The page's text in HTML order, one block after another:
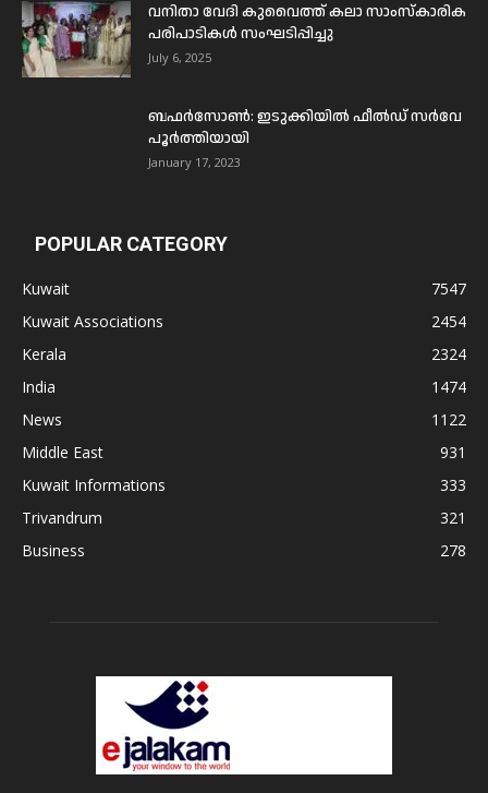
വനിതാ വേദി കുവൈത്ത് കലാ സാംസ്കാരിക
പരിപാടികൾ സംഘടിപ്പിച്ചു
July 6, 2025
ബഫര്‍സോണ്‍: ഇടുക്കിയില്‍ ഫീല്‍ഡ് സര്‍വേ
പൂര്‍ത്തിയായി
January 17, 2023
POPULAR CATEGORY
Kuwait
7547
Kuwait Associations
2454
Kerala
2324
India
1474
News
1122
Middle East
931
Kuwait Informations
333
Trivandrum
321
Business
278